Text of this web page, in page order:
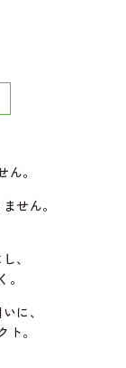
。
せん。
、
に、
。